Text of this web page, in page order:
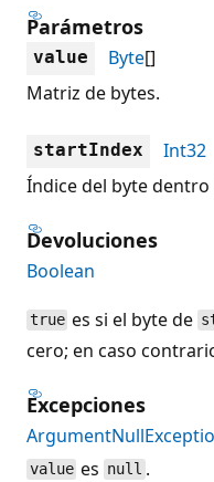
Parámetros
value Byte[]
Matriz de bytes.
startIndex
Int32
Índice del byte dentro
Devoluciones
Boolean
true es si el byte de
cero; en caso
Excepciones
value es null .